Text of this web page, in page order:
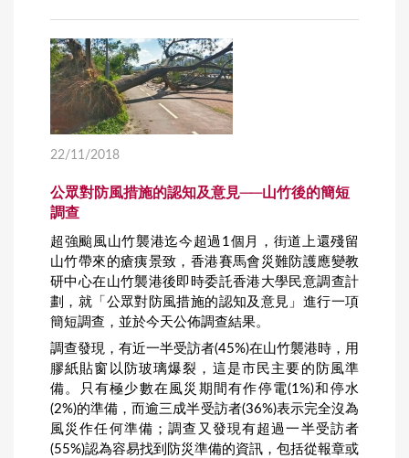
22/11/2018
公眾對防風措施的認知及意見──山竹後的簡短
調查
超強颱風山竹襲港迄今超過1個月，街道上還殘留
山竹帶來的瘡痍景致，香港賽馬會災難防護應變教
研中心在山竹襲港後即時委託香港大學民意調查計
劃，就「公眾對防風措施的認知及意見」進行一項
簡短調查，並於今天公佈調查結果。
調查發現，有近一半受訪者(45%)在山竹襲港時，用
膠紙貼窗以防玻璃爆裂，這是市民主要的防風準
備。只有極少數在風災期間有作停電(1%)和停水
(2%)的準備，而逾三成半受訪者(36%)表示完全沒為
風災作任何準備；調查又發現有超過一半受訪者
(55%)認為容易找到防災準備的資訊，包括從報章或